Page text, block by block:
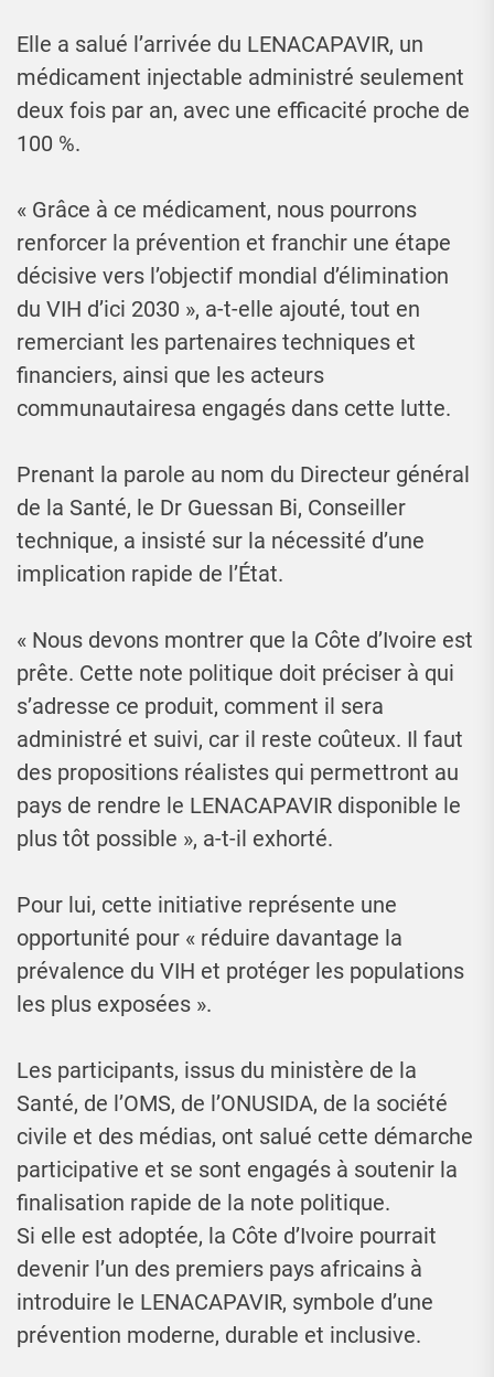
Elle a salué l’arrivée du LENACAPAVIR, un
médicament injectable administré seulement
deux fois par an, avec une efficacité proche de
100 %.
« Grâce à ce médicament, nous pourrons
renforcer la prévention et franchir une étape
décisive vers l’objectif mondial d’élimination
du VIH d’ici 2030 », a-t-elle ajouté, tout en
remerciant les partenaires techniques et
financiers, ainsi que les acteurs
communautairesa engagés dans cette lutte.
Prenant la parole au nom du Directeur général
de la Santé, le Dr Guessan Bi, Conseiller
technique, a insisté sur la nécessité d’une
implication rapide de l’État.
« Nous devons montrer que la Côte d’Ivoire est
prête. Cette note politique doit préciser à qui
s’adresse ce produit, comment il sera
administré et suivi, car il reste coûteux. Il faut
des propositions réalistes qui permettront au
pays de rendre le LENACAPAVIR disponible le
plus tôt possible », a-t-il exhorté.
Pour lui, cette initiative représente une
opportunité pour « réduire davantage la
prévalence du VIH et protéger les populations
les plus exposées ».
Les participants, issus du ministère de la
Santé, de l’OMS, de l’ONUSIDA, de la société
civile et des médias, ont salué cette démarche
participative et se sont engagés à soutenir la
finalisation rapide de la note politique.
Si elle est adoptée, la Côte d’Ivoire pourrait
devenir l’un des premiers pays africains à
introduire le LENACAPAVIR, symbole d’une
prévention moderne, durable et inclusive.